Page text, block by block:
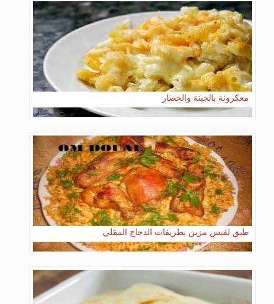
معكرونة بالجبنة والخضار
طبق لفيس مزين بطريفات الدجاج المقلي